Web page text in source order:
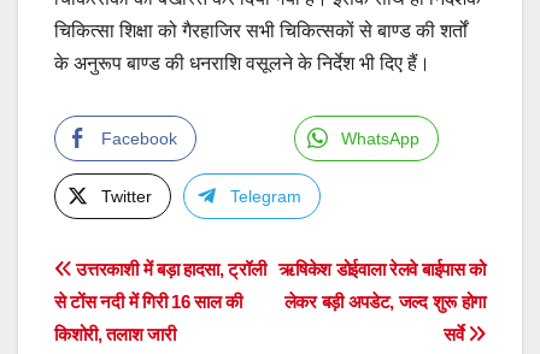
चिकित्सा शिक्षा को गैरहाजिर सभी चिकित्सकों से बाण्ड की शर्तों
के अनुरूप बाण्ड की धनराशि वसूलने के निर्देश भी दिए हैं।
Facebook WhatsApp
Twitter Telegram
Post
navigation
ऋषिकेश डोईवाला रेलवे बाईपास को
लेकर बड़ी अपडेट, जल्द शुरू होगा
सर्वे
उत्तरकाशी में बड़ा हादसा, ट्रॉली
से टोंस नदी में गिरी 16 साल की
किशोरी, तलाश जारी